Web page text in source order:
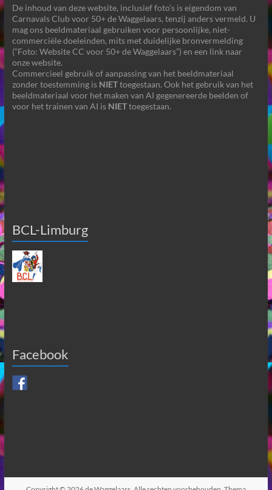
De inhoud van deze website, inclusief foto’s is eigendom van
Carnavals Club voor 50+ de Waggelaars, tenzij anders vermeld. U
mag ons beeldmateriaal gebruiken voor persoonlijke, niet-
commerciële doeleinden, mits met duidelijke bronvermelding
(“Foto: Website CC voor 50+ de Waggelaars”) en een link naar
onze website.
Commercieel gebruik of aanpassing van het beeldmateriaal
zonder toestemming is NIETtoegestaan. Ook het gebruik van het
beeldmateriaal voor het maken van AI gegenereerde beelden of
voor het trainen van AI is NIETtoegestaan.
BCL-Limburg
Facebook